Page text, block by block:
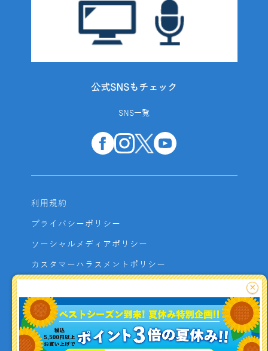
公式SNSもチェック
SNS一覧
利用規約
プライバシーポリシー
ソーシャルメディアポリシー
カスタマーハラスメントポリシー
よくあるご質問
お問い合わせ
利用者資金の保全方法
×